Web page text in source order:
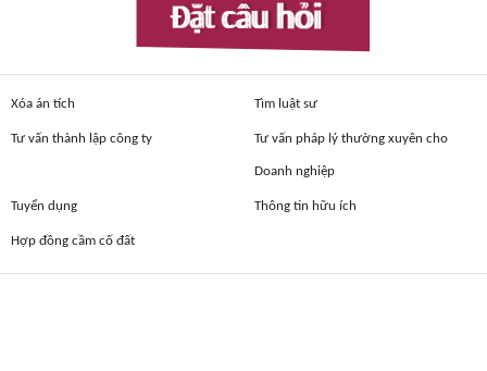
Đặt câu hỏi
Xóa án tích Tìm luật sư
Tư vấn thành lập công ty Tư vấn pháp lý thường xuyên cho
Doanh nghiệp
Tuyển dụng Thông tin hữu ích
Hợp đồng cầm cố đất